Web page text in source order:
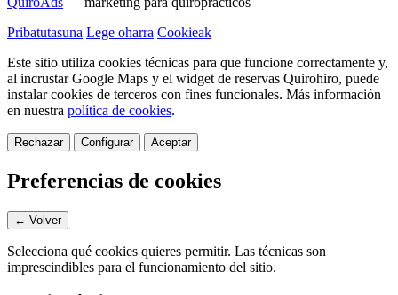
Pribatutasuna Lege oharra Cookieak
Este sitio utiliza cookies técnicas para que funcione correctamente y,
al incrustar Google Maps y el widget de reservas Quirohiro, puede
instalar cookies de terceros con fines funcionales. Más información
en nuestra política de cookies.
Rechazar Configurar Aceptar
Preferencias de cookies
← Volver
Selecciona qué cookies quieres permitir. Las técnicas son
imprescindibles para el funcionamiento del sitio.